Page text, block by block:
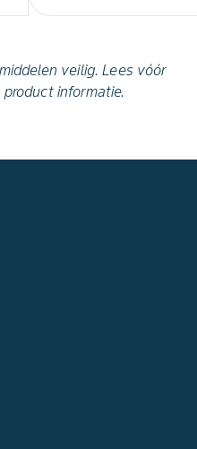
veilig. Lees vóór
informatie.